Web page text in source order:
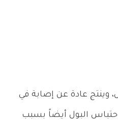
وينتج عادة عن إصابة في
البول أيضاً بسبب